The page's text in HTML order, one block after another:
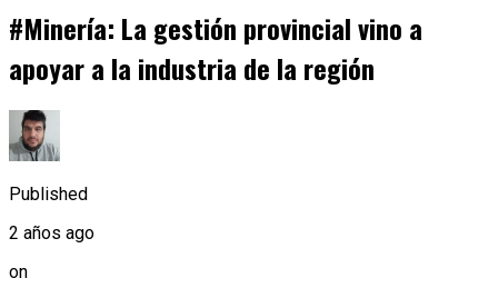
#Minería: La gestión provincial vino a
apoyar a la industria de la región
Published
2 años ago
on